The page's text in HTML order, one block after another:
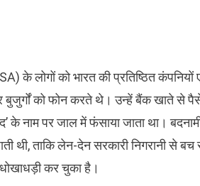
के लोगों को भारत की प्रतिष्ठित कंपनियों
बुजुर्गों को फोन करते थे। उन्हें बैंक खाते से
के नाम पर जाल में फंसाया जाता था।
थी, ताकि लेन-देन सरकारी निगरानी से
कर चुका है।